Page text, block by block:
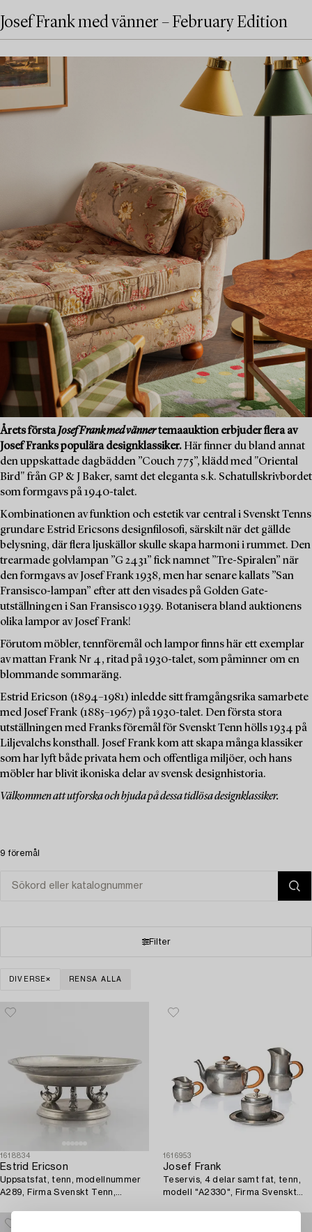
Josef Frank med vänner – February Edition
Årets förstaJosef Frank med vännertemaauktion erbjuder flera av
Josef Franks populära designklassiker. Här finner du bland annat
den uppskattade dagbädden ”Couch 775”, klädd med "Oriental
Bird" från GP & J Baker, samt det eleganta s.k. Schatullskrivbordet
som formgavs på 1940-talet.
Kombinationen av funktion och estetik var central i Svenskt Tenns
grundare Estrid Ericsons designfilosofi, särskilt när det gällde
belysning, där flera ljuskällor skulle skapa harmoni i rummet. Den
trearmade golvlampan ”G 2431” fick namnet ”Tre-Spiralen” när
den formgavs av Josef Frank 1938, men har senare kallats ”San
Fransisco-lampan” efter att den visades på Golden Gate-
utställningen i San Fransisco 1939. Botanisera bland auktionens
olika lampor av Josef Frank!
Förutom möbler, tennföremål och lampor finns här ett exemplar
av mattan Frank Nr 4, ritad på 1930-talet, som påminner om en
blommande sommaräng.
Estrid Ericson (1894–1981) inledde sitt framgångsrika samarbete
med Josef Frank (1885–1967) på 1930-talet. Den första stora
utställningen med Franks föremål för Svenskt Tenn hölls 1934 på
Liljevalchs konsthall. Josef Frank kom att skapa många klassiker
som har lyft både privata hem och offentliga miljöer, och hans
möbler har blivit ikoniska delar av svensk designhistoria.
Välkommen att utforska och bjuda på dessa tidlösa designklassiker.
9 föremål
Filter
DIVERSE RENSA ALLA
1618834
Estrid Ericson
Uppsatsfat, tenn, modellnummer
A289, Firma Svenskt Tenn,
1616953
Josef Frank
Teservis, 4 delar samt fat, tenn,
modell "A2330", Firma Svenskt